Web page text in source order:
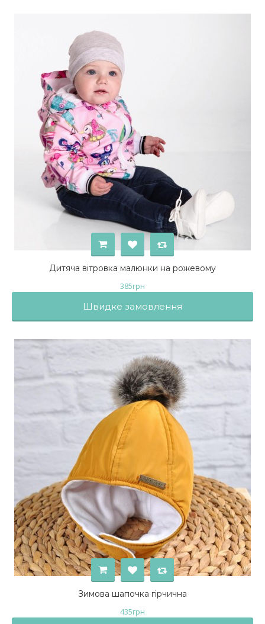
Дитяча вітровка малюнки на рожевому
385грн
Швидке замовлення
Зимова шапочка гірчична
435грн